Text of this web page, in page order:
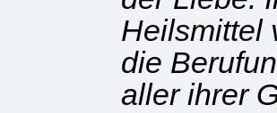
Heilsmittel
die
aller ihrer